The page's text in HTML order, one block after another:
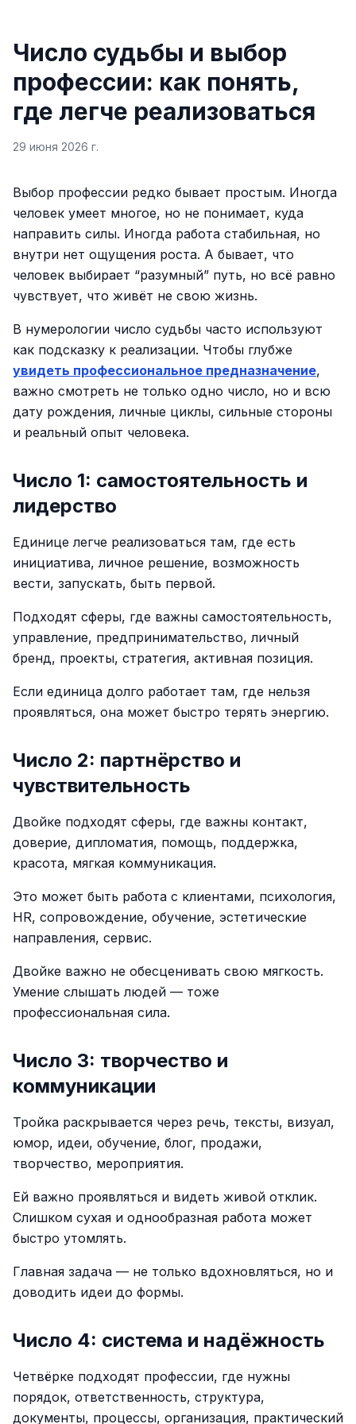
Число судьбы и выбор
профессии: как понять,
где легче реализоваться
29 июня 2026 г.
Выбор профессии редко бывает простым. Иногда
человек умеет многое, но не понимает, куда
направить силы. Иногда работа стабильная, но
внутри нет ощущения роста. А бывает, что
человек выбирает “разумный” путь, но всё равно
чувствует, что живёт не свою жизнь.
В нумерологии число судьбы часто используют
как подсказку к реализации. Чтобы глубже
увидеть профессиональное предназначение,
важно смотреть не только одно число, но и всю
дату рождения, личные циклы, сильные стороны
и реальный опыт человека.
Число 1: самостоятельность и
лидерство
Единице легче реализоваться там, где есть
инициатива, личное решение, возможность
вести, запускать, быть первой.
Подходят сферы, где важны самостоятельность,
управление, предпринимательство, личный
бренд, проекты, стратегия, активная позиция.
Если единица долго работает там, где нельзя
проявляться, она может быстро терять энергию.
Число 2: партнёрство и
чувствительность
Двойке подходят сферы, где важны контакт,
доверие, дипломатия, помощь, поддержка,
красота, мягкая коммуникация.
Это может быть работа с клиентами, психология,
HR, сопровождение, обучение, эстетические
направления, сервис.
Двойке важно не обесценивать свою мягкость.
Умение слышать людей — тоже
профессиональная сила.
Число 3: творчество и
коммуникации
Тройка раскрывается через речь, тексты, визуал,
юмор, идеи, обучение, блог, продажи,
творчество, мероприятия.
Ей важно проявляться и видеть живой отклик.
Слишком сухая и однообразная работа может
быстро утомлять.
Главная задача — не только вдохновляться, но и
доводить идеи до формы.
Число 4: система и надёжность
Четвёрке подходят профессии, где нужны
порядок, ответственность, структура,
документы, процессы, организация, практический